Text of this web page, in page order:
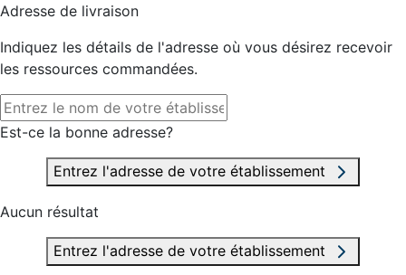
Adresse de livraison
Indiquez les détails de l'adresse où vous désirez recevoir
les ressources commandées.
Est-ce la bonne adresse?
Entrez l'adresse de votre établissement
Aucun résultat
Entrez l'adresse de votre établissement